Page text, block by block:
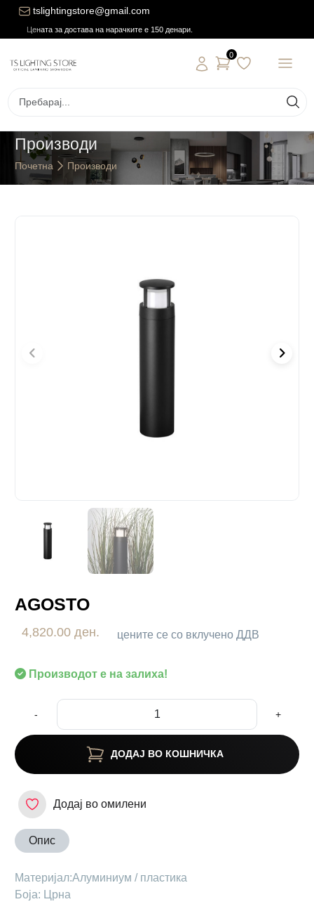
tslightingstore@gmail.com
Цената за достава на нарачките е 150 денари.
0
Производи
Почетна Производи
AGOSTO
4,820.00 ден. цените се со вклучено ДДВ
Производот е на залиха!
- +
ДОДАЈ ВО КОШНИЧКА
Додај во омилени
Опис
Maтеријал:Алуминиум / пластика
Боја: Црна